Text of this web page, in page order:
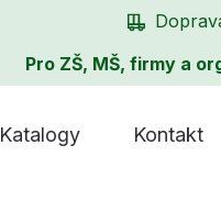
Pro ZŠ, MŠ, firmy a
Katalogy Kontakt